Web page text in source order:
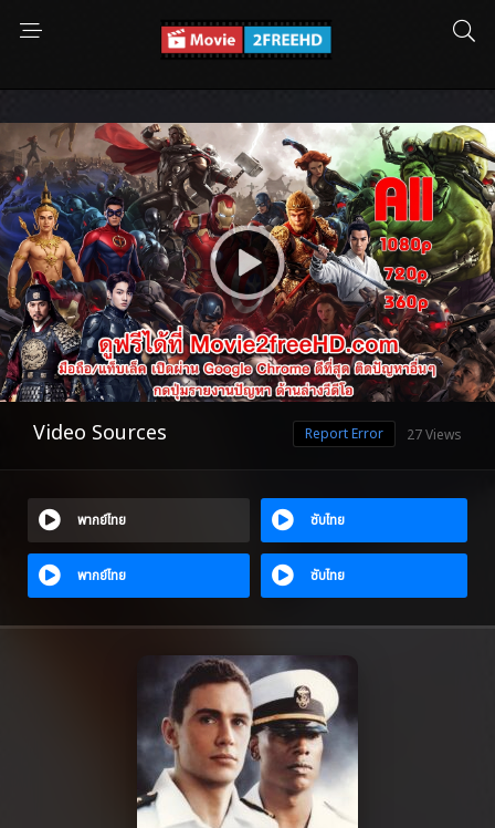
Video Sources 27 Views
Report Error
พากย์ไทย ซับไทย
พากย์ไทย ซับไทย